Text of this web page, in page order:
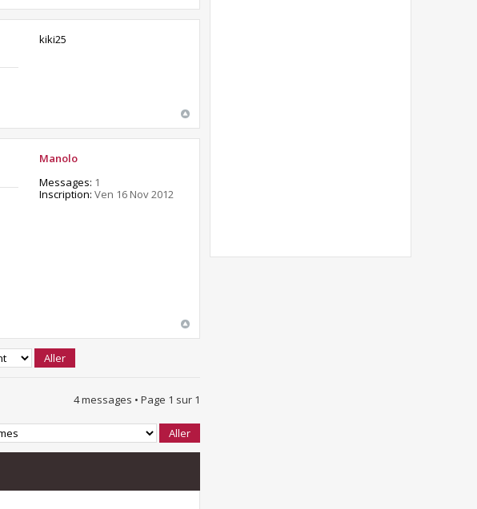
kiki25
Manolo
Messages: 1
Inscription: Ven 16 Nov 2012
4 messages • Page 1 sur 1